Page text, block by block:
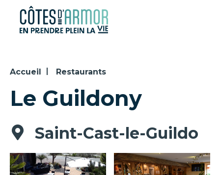
Panneau de gestion des cookies
Accueil Restaurants
Le Guildony
Saint-Cast-le-Guildo